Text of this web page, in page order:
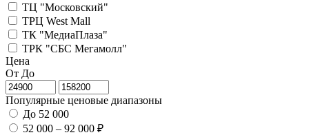
ТЦ "Московский"
ТРЦ West Mall
ТК "МедиаПлаза"
ТРК "СБС Мегамолл"
Цена
От До
Популярные ценовые диапазоны
До 52 000
52 000 – 92 000 ₽